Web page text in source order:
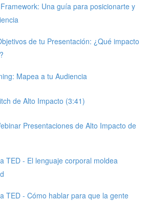
Una guía para posicionarte y
de tu Presentación: ¿Qué impacto
Mapea a tu Audiencia
de Alto Impacto (3:41)
Presentaciones de Alto Impacto de
TED - El lenguaje corporal moldea
TED - Cómo hablar para que la gente